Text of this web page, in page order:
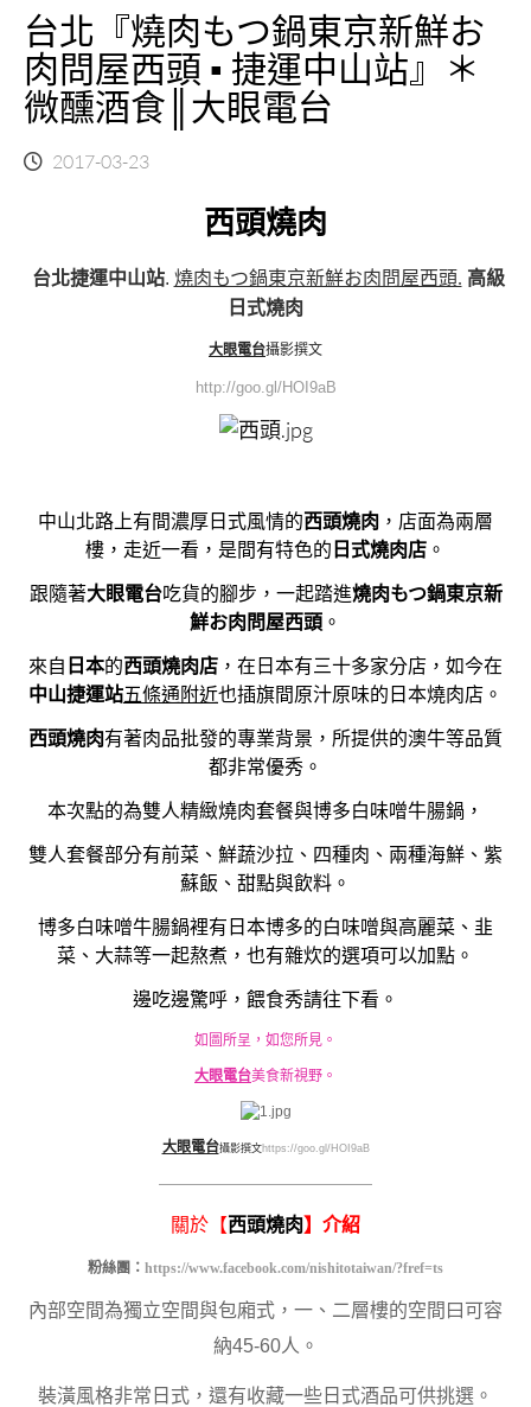
台北『燒肉もつ鍋東京新鮮お
肉問屋西頭 ▪ 捷運中山站』＊
微醺酒食║大眼電台
2017-03-23
西頭燒肉
台北捷運中山站. 燒肉もつ鍋東京新鮮お肉問屋西頭. 高級
日式燒肉
大眼電台攝影撰文
http://goo.gl/HOI9aB
中山北路上有間濃厚日式風情的西頭燒肉 ，店面為兩層
樓，走近一看，是間有特色的 日式燒肉店 。
跟隨著大眼電台吃貨的腳步，一起踏進燒肉もつ鍋東京新
鮮お肉問屋西頭 。
來自 日本的西頭燒肉店 ，在日本有三十多家分店， 如今在
中山捷運站五條通附近也插旗間原汁原味的日本燒肉店。
西頭燒肉有著肉品批發的專業背景，所提供的澳牛等品質
都非常優秀。
本次點的為雙人精緻燒肉套餐與博多白味噌牛腸鍋，
雙人套餐部分有前菜、鮮蔬沙拉、四種肉、兩種海鮮、紫
蘇飯、甜點與飲料。
博多白味噌牛腸鍋裡有日本博多的白味噌與高麗菜、韭
菜、大蒜等一起熬煮，也有雜炊的選項可以加點。
邊吃邊驚呼，餵食秀請往下看。
如圖所呈，如您所見。
大眼電台美食新視野。
大眼電台攝影撰文https://goo.gl/HOI9aB
————————————————————
關於【西頭燒肉】介紹
粉絲團： https://www.facebook.com/nishitotaiwan/?fref=ts
內部空間為獨立空間與包廂式，一、二層樓的空間曰可容
納45-60人。
裝潢風格非常日式，還有收藏一些日式酒品可供挑選。